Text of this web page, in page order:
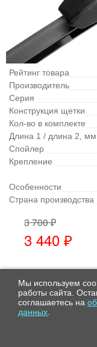
Рейтинг товара
Производитель
Серия
Конструкция щетки
Кол-во в комплекте
Длина 1 / длина 2, мм
Спойлер
Крепление
Особенности
Страна производства
3 700 ₽
3 440 ₽
X2
Мы используем
работы сайта.
соглашаетесь на
данных